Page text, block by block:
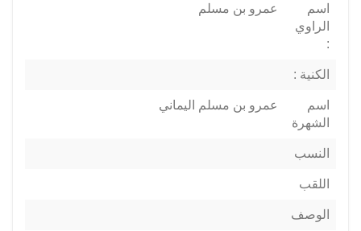
اسم
الراوي
:
عمرو بن مسلم
الكنية :
اسم
الشهرة
عمرو بن مسلم اليماني
النسب
اللقب
الوصف